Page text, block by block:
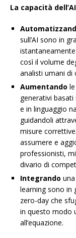
La capacità
sull’AI sono in
così il volume
analisti umani di
Aumentando
generativi
e in linguaggio
guidandoli
misure
assumere e
professionisti,
divario di
Integrando
learning sono in
zero-day che
in questo modo
all’equazione.